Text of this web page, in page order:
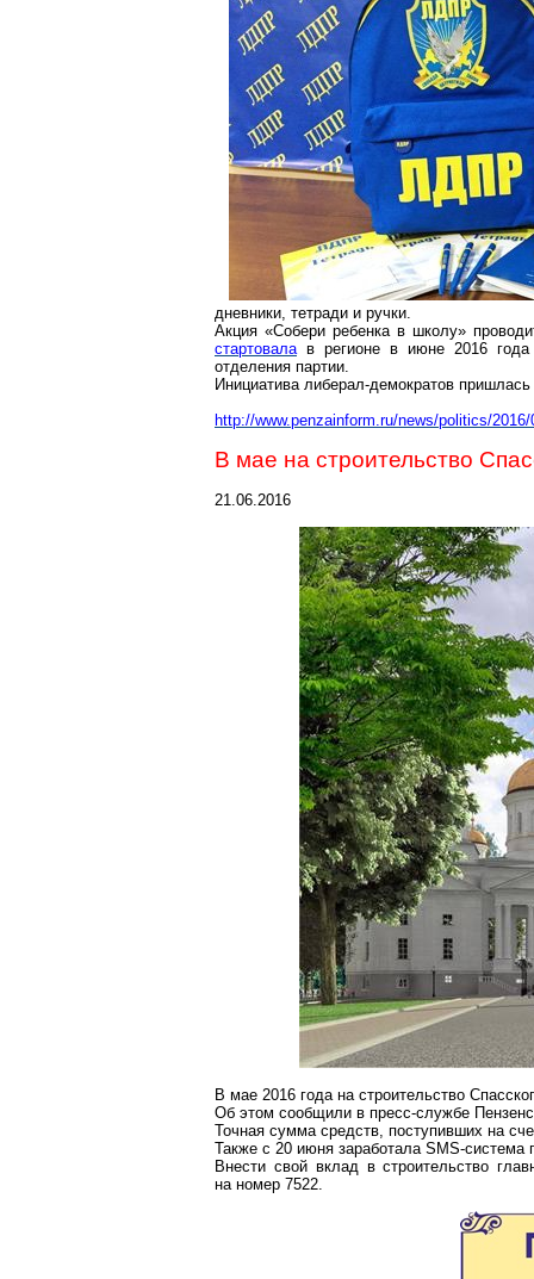
дневники, тетради и ручки.
Акция «Собери ребенка в школу»
стартовалав регионе в июне 2016 года
отделения партии.
Инициатива либерал-демократов
http://www.penzainform.ru/news/politics/
В мае на строительство
21.06.2016
В мае 2016 года на строительство
Об этом сообщили в пресс-службе
Точная сумма средств, поступивших на
Также с 20 июня заработала SMS-система
Внести свой вклад в строительство
на номер 7522.